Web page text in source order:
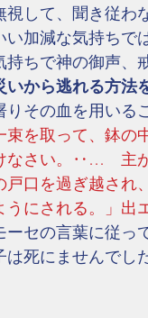
して、聞き従わ
い加減な気持ちで
持ちで神の御声、
いから逃れる方法
その血を用いる
束を取って、鉢
なさい。‥…　主
戸口を過ぎ越され
うにされる。」出
ーセの言葉に従っ
は死にませんでし